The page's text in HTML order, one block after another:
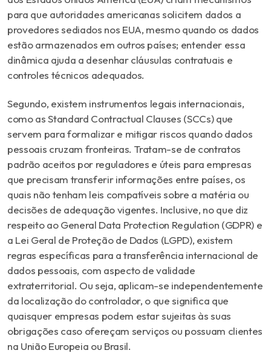
para que autoridades americanas solicitem dados a
provedores sediados nos EUA, mesmo quando os dados
estão armazenados em outros países; entender essa
dinâmica ajuda a desenhar cláusulas contratuais e
controles técnicos adequados.
Segundo, existem instrumentos legais internacionais,
como asStandard Contractual Clauses (SCCs) que
servem para formalizar e mitigar riscos quando dados
pessoais cruzam fronteiras. Tratam-se de contratos
padrão aceitos por reguladores e úteis para empresas
que precisam transferir informações entre países, os
quais não tenham leis compatíveis sobre a matéria ou
decisões de adequação vigentes. Inclusive, no que diz
respeito aoGeneral Data Protection Regulation (GDPR) e
a Lei Geral de Proteção de Dados (LGPD), existem
regras específicas para a transferência internacional de
dados pessoais, com aspecto de validade
extraterritorial. Ou seja, aplicam-se independentemente
da localização do controlador, o que significa que
quaisquer empresas podem estar sujeitas às suas
obrigações caso ofereçam serviços ou possuam clientes
na União Europeia ou Brasil.